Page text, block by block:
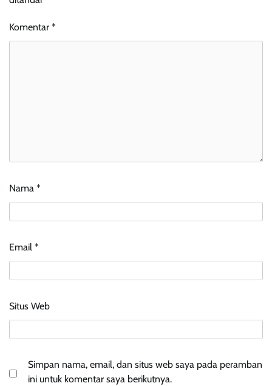
Komentar *
Nama *
Email *
Situs Web
Simpan nama, email, dan situs web saya pada peramban
ini untuk komentar saya berikutnya.